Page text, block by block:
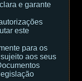
e garante
este
para os
aos seus